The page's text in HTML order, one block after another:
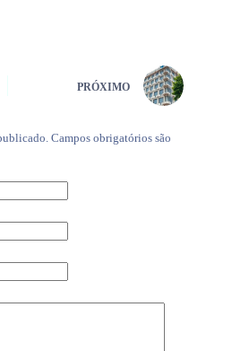
PRÓXIMO
Campos obrigatórios são